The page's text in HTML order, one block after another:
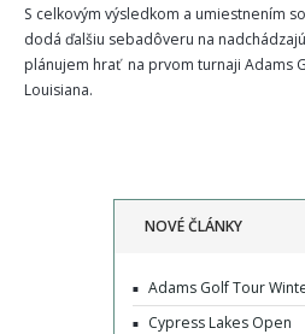
S celkovým výsledkom a umiestnením
dodá ďalšiu sebadôveru na
plánujem hrať na prvom turnaji Adams
Louisiana.
NOVÉ ČLÁNKY
Adams Golf Tour
Cypress Lakes Open